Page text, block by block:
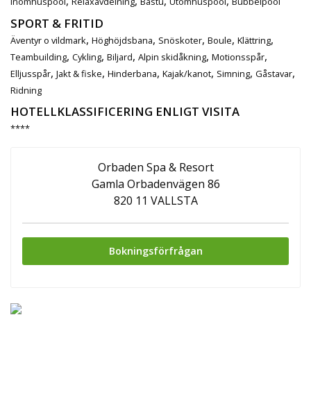
SPORT & FRITID
Äventyr o vildmark, Höghöjdsbana, Snöskoter, Boule, Klättring,
Teambuilding, Cykling, Biljard, Alpin skidåkning, Motionsspår,
Elljusspår, Jakt & fiske, Hinderbana, Kajak/kanot, Simning, Gåstavar,
Ridning
HOTELLKLASSIFICERING ENLIGT VISITA
****
Orbaden Spa & Resort
Gamla Orbadenvägen 86
820 11 VALLSTA
Bokningsförfrågan